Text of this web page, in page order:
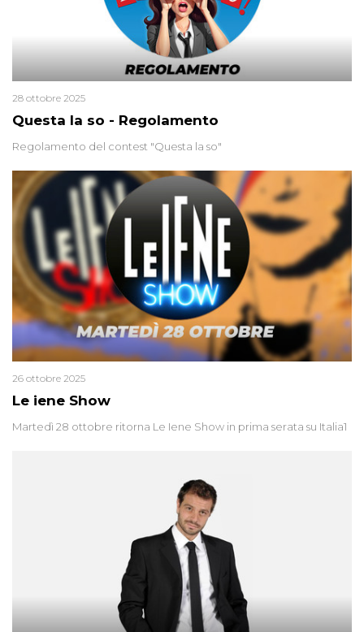
Questa la so - Regolamento
28 ottobre 2025
Regolamento del contest "Questa la so"
Le iene Show
26 ottobre 2025
Martedì 28 ottobre ritorna Le Iene Show in prima serata su Italia1